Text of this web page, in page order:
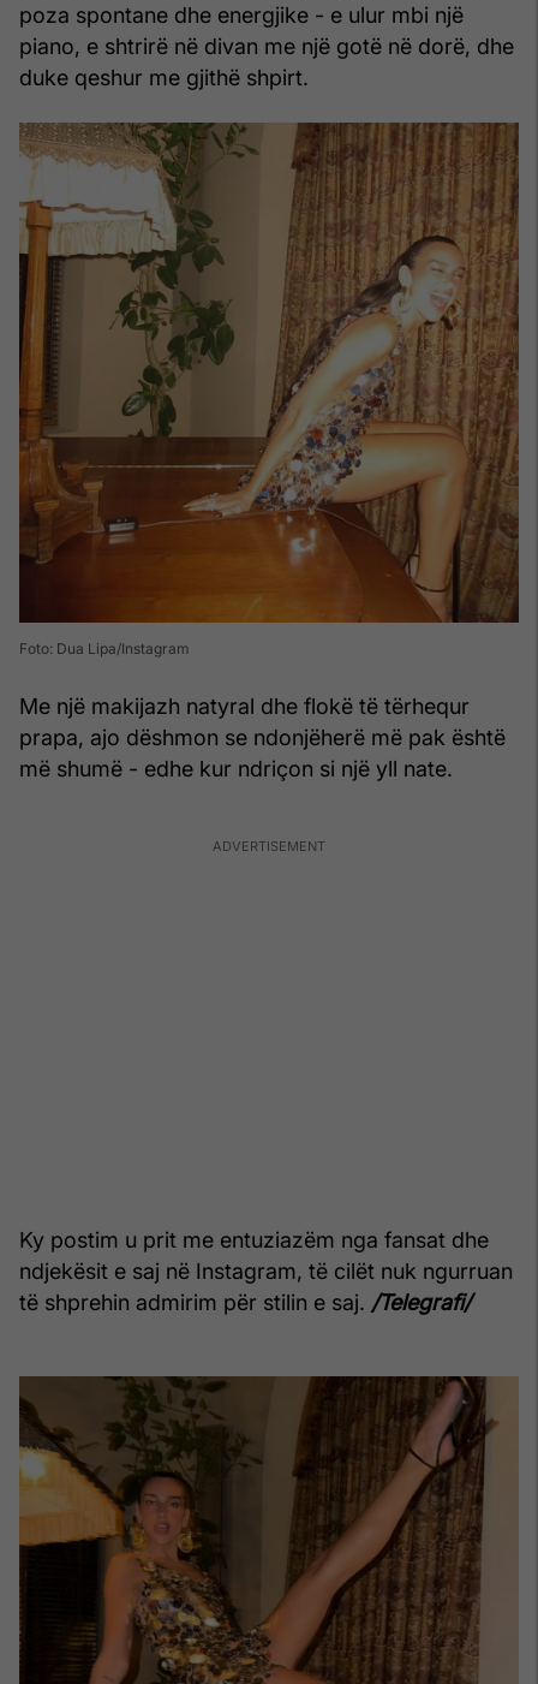
poza spontane dhe energjike - e ulur mbi një
piano, e shtrirë në divan me një gotë në dorë, dhe
duke qeshur me gjithë shpirt.
Foto: Dua Lipa/Instagram
Me një makijazh natyral dhe flokë të tërhequr
prapa, ajo dëshmon se ndonjëherë më pak është
më shumë - edhe kur ndriçon si një yll nate.
Ky postim u prit me entuziazëm nga fansat dhe
ndjekësit e saj në Instagram, të cilët nuk ngurruan
të shprehin admirim për stilin e saj. /Telegrafi/